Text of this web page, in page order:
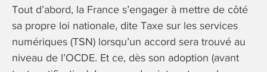
Tout d’abord, la France s’engager à mettre de côté
sa propre loi nationale, dite Taxe sur les services
numériques (TSN) lorsqu’un accord sera trouvé au
niveau de l’OCDE. Et ce, dès son adoption (avant